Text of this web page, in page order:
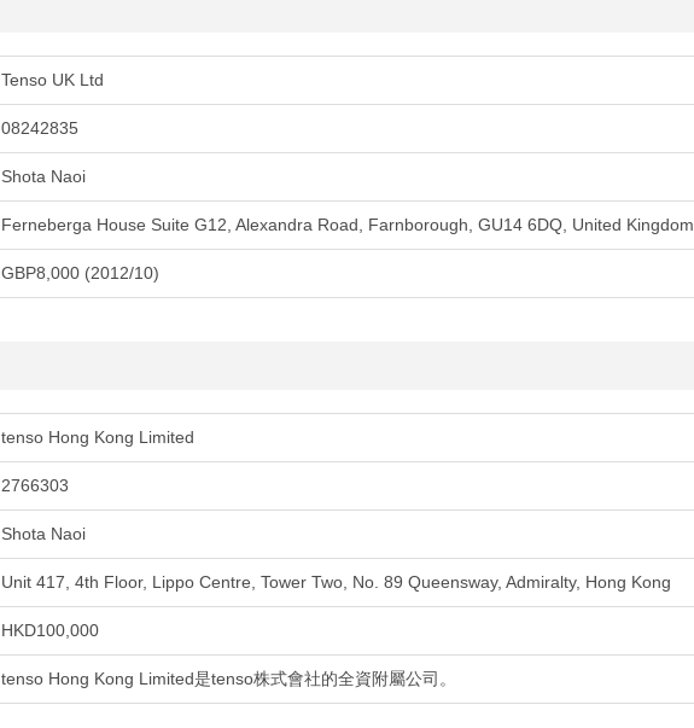
Tenso UK Ltd
08242835
Shota Naoi
Ferneberga House Suite G12, Alexandra Road, Farnborough, GU14 6DQ, United Kingdom
GBP8,000 (2012/10)
tenso Hong Kong Limited
2766303
Shota Naoi
Unit 417, 4th Floor, Lippo Centre, Tower Two, No. 89 Queensway, Admiralty, Hong Kong
HKD100,000
tenso Hong Kong Limited是tenso株式會社的全資附屬公司。